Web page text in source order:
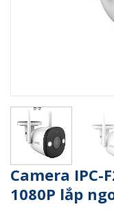
Camera IPC-
1080P lắp